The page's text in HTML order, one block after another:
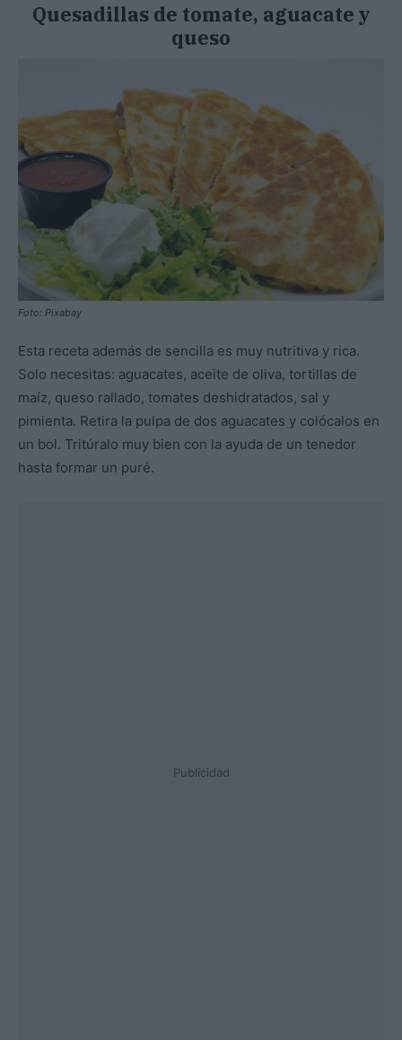
Quesadillas de tomate, aguacate y
queso
Foto: Pixabay
Esta receta además de sencilla es muy nutritiva y rica.
Solo necesitas: aguacates, aceite de oliva, tortillas de
maíz, queso rallado, tomates deshidratados, sal y
pimienta. Retira la pulpa de dos aguacates y colócalos en
un bol. Tritúralo muy bien con la ayuda de un tenedor
hasta formar un puré.
Publicidad